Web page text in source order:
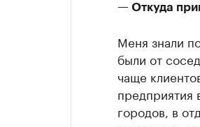
— Откуда
Меня знали
были от
чаще
предприятия
городов, в